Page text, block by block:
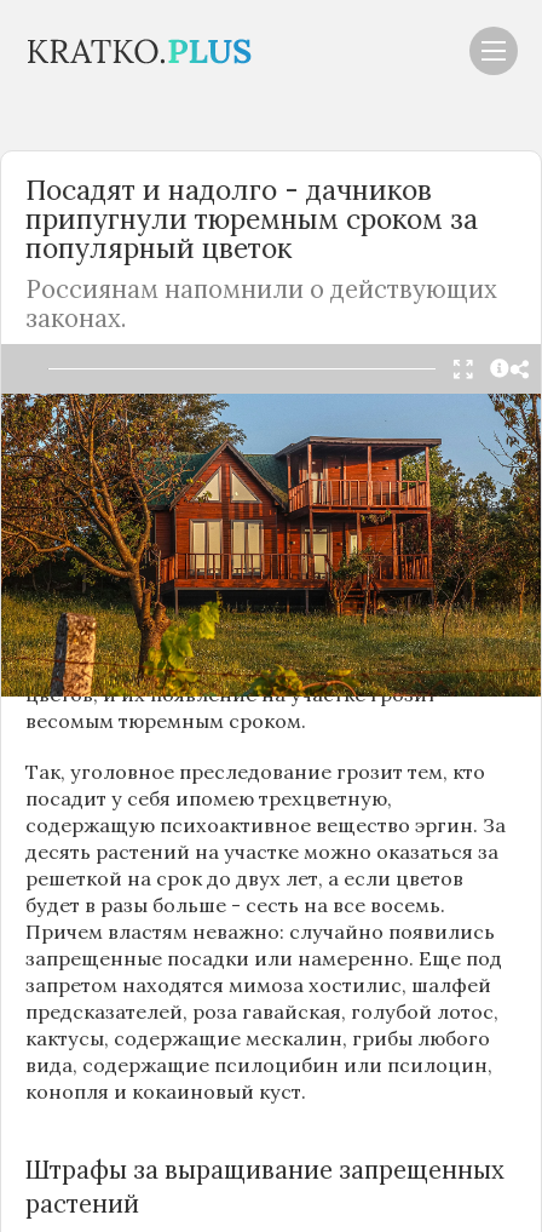
Посадят и надолго - дачников
припугнули тюремным сроком за
популярный цветок
Россиянам напомнили о действующих
законах.
Читать в Telegram
На сегодняшний день существует немало
законов, касающихся владельцев дачных
участков. Они регулируют не только права
собственников, но и их обязанности, в том числе
о пользовании землей. Отдельно стоит
упомянуть о растениях, которые нельзя
выращивать на огороде. Как выяснилось, в
"черном списке" значится несколько популярных
цветов, и их появление на участке грозит
весомым тюремным сроком.
Так, уголовное преследование грозит тем, кто
посадит у себя ипомею трехцветную,
содержащую психоактивное вещество эргин. За
десять растений на участке можно оказаться за
решеткой на срок до двух лет, а если цветов
будет в разы больше - сесть на все восемь.
Причем властям неважно: случайно появились
запрещенные посадки или намеренно. Еще под
запретом находятся мимоза хостилис, шалфей
предсказателей, роза гавайская, голубой лотос,
кактусы, содержащие мескалин, грибы любого
вида, содержащие псилоцибин или псилоцин,
конопля и кокаиновый куст.
Штрафы за выращивание запрещенных
растений